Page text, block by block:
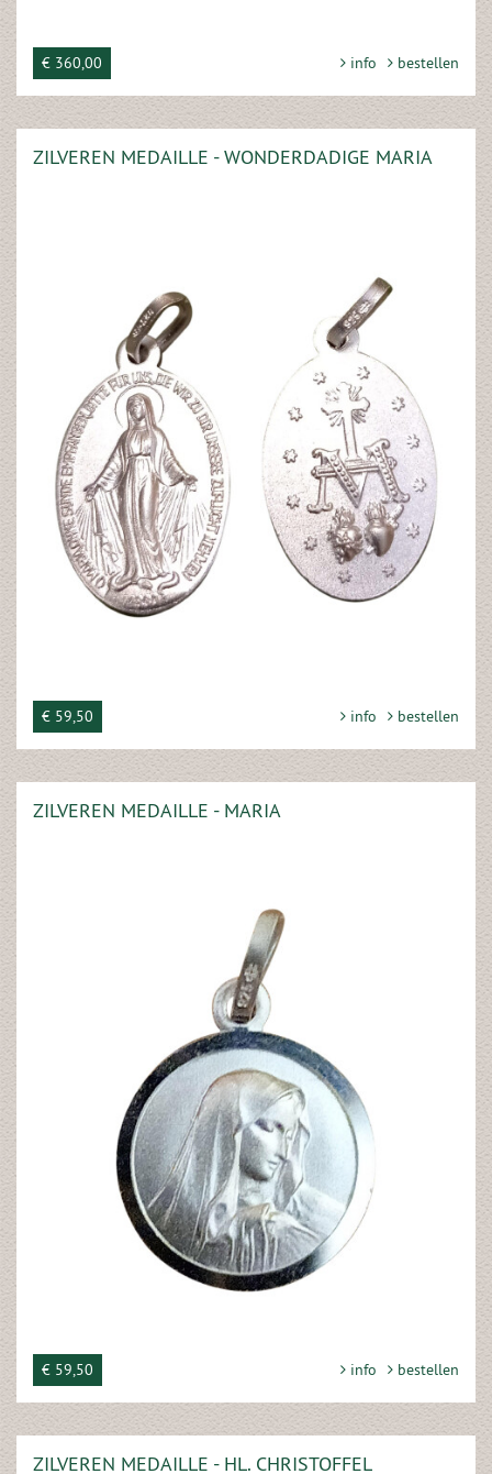
€ 360,00 info bestellen
ZILVEREN MEDAILLE - WONDERDADIGE MARIA
€ 59,50 info bestellen
ZILVEREN MEDAILLE - MARIA
€ 59,50 info bestellen
ZILVEREN MEDAILLE - HL. CHRISTOFFEL